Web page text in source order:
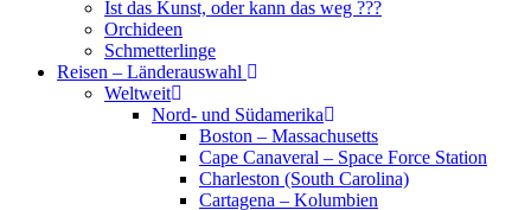
Ist das Kunst, oder kann das weg ???
Orchideen
Schmetterlinge
Reisen – Länderauswahl
Weltweit
Nord- und Südamerika
Boston – Massachusetts
Cape Canaveral – Space Force Station
Charleston (South Carolina)
Cartagena – Kolumbien